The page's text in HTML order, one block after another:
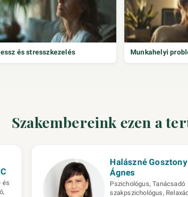
és stresszkezelés Munkahelyi
Szakembereink ezen a
és
Halászné
Ágnes
Pszichológus, Tanácsadó
szakpszichológus,